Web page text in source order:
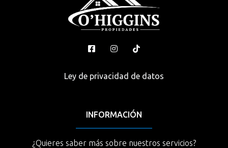
Ley de privacidad de datos
INFORMACIÓN
¿Quieres saber más sobre nuestros servicios?